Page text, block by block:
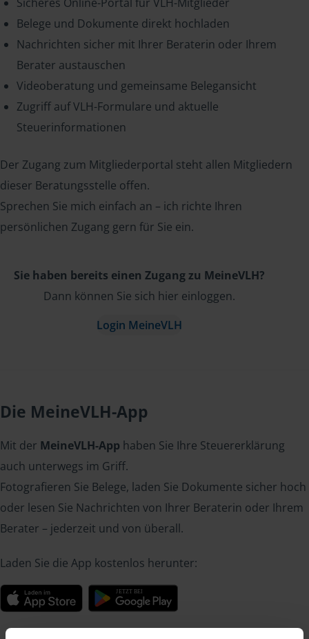
Belege und Dokumente direkt hochladen
Nachrichten sicher mit Ihrer Beraterin oder Ihrem
Berater austauschen
Videoberatung und gemeinsame Belegansicht
Zugriff auf VLH-Formulare und aktuelle
Steuerinformationen
Der Zugang zum Mitgliederportal steht allen Mitgliedern
dieser Beratungsstelle offen.
Sprechen Sie mich einfach an – ich richte Ihren
persönlichen Zugang gern für Sie ein.
Sie haben bereits einen Zugang zu MeineVLH?
Dann können Sie sich hier einloggen.
Login MeineVLH
Die MeineVLH-App
Mit der MeineVLH-App haben Sie Ihre Steuererklärung
auch unterwegs im Griff.
Fotografieren Sie Belege, laden Sie Dokumente sicher hoch
oder lesen Sie Nachrichten von Ihrer Beraterin oder Ihrem
Berater – jederzeit und von überall.
Laden Sie die App kostenlos herunter: